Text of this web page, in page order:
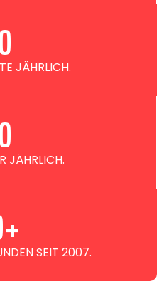
JÄHRLICH.
0
JÄHRLICH.
0
SEIT 2007.
+